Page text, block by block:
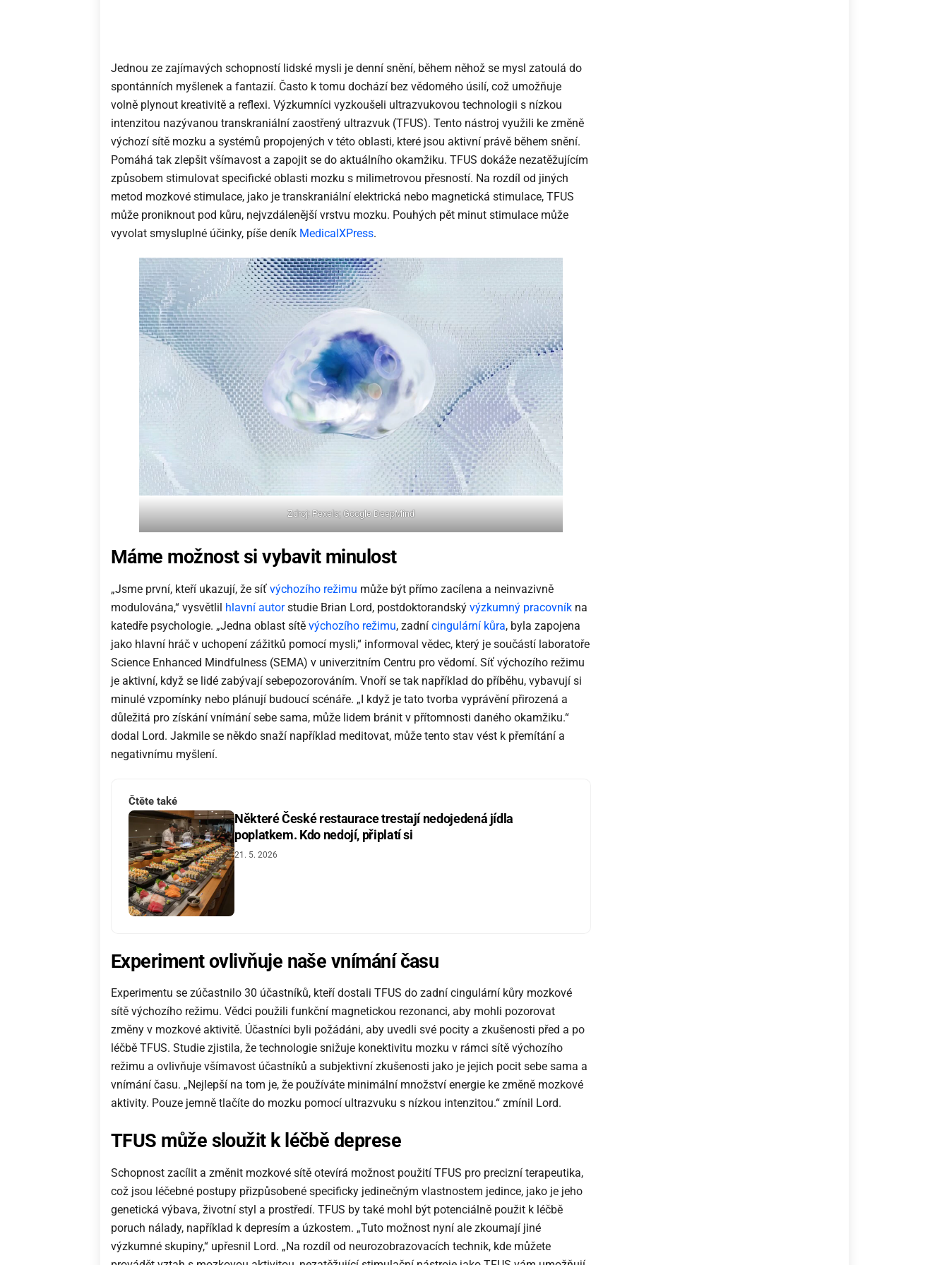
Jednou ze zajímavých schopností lidské mysli je denní snění, během něhož se mysl zatoulá do
spontánních myšlenek a fantazií. Často k tomu dochází bez vědomého úsilí, což umožňuje
volně plynout kreativitě a reflexi. Výzkumníci vyzkoušeli ultrazvukovou technologii s nízkou
intenzitou nazývanou transkraniální zaostřený ultrazvuk (TFUS). Tento nástroj využili ke změně
výchozí sítě mozku a systémů propojených v této oblasti, které jsou aktivní právě během snění.
Pomáhá tak zlepšit všímavost a zapojit se do aktuálního okamžiku. TFUS dokáže nezatěžujícím
způsobem stimulovat specifické oblasti mozku s milimetrovou přesností. Na rozdíl od jiných
metod mozkové stimulace, jako je transkraniální elektrická nebo magnetická stimulace, TFUS
může proniknout pod kůru, nejvzdálenější vrstvu mozku. Pouhých pět minut stimulace může
vyvolat smysluplné účinky, píše deník MedicalXPress.
Zdroj: Pexels; Google DeepMind
Máme možnost si vybavit minulost
„Jsme první, kteří ukazují, že síť výchozího režimu může být přímo zacílena a neinvazivně
modulována,“ vysvětlil hlavní autorstudie Brian Lord, postdoktorandský výzkumný pracovník na
katedře psychologie. „Jedna oblast sítě výchozího režimu, zadní cingulární kůra, byla zapojena
jako hlavní hráč v uchopení zážitků pomocí mysli,“ informoval vědec, který je součástí laboratoře
Science Enhanced Mindfulness (SEMA) v univerzitním Centru pro vědomí. Síť výchozího režimu
je aktivní, když se lidé zabývají sebepozorováním. Vnoří se tak například do příběhu, vybavují si
minulé vzpomínky nebo plánují budoucí scénáře. „I když je tato tvorba vyprávění přirozená a
důležitá pro získání vnímání sebe sama, může lidem bránit v přítomnosti daného okamžiku.“
dodal Lord. Jakmile se někdo snaží například meditovat, může tento stav vést k přemítání a
negativnímu myšlení.
Čtěte také
Některé České restaurace trestají nedojedená jídla
poplatkem. Kdo nedojí, připlatí si
21. 5. 2026
Experiment ovlivňuje naše vnímání času
Experimentu se zúčastnilo 30 účastníků, kteří dostali TFUS do zadní cingulární kůry mozkové
sítě výchozího režimu. Vědci použili funkční magnetickou rezonanci, aby mohli pozorovat
změny v mozkové aktivitě. Účastníci byli požádáni, aby uvedli své pocity a zkušenosti před a po
léčbě TFUS. Studie zjistila, že technologie snižuje konektivitu mozku v rámci sítě výchozího
režimu a ovlivňuje všímavost účastníků a subjektivní zkušenosti jako je jejich pocit sebe sama a
vnímání času. „Nejlepší na tom je, že používáte minimální množství energie ke změně mozkové
aktivity. Pouze jemně tlačíte do mozku pomocí ultrazvuku s nízkou intenzitou.“ zmínil Lord.
TFUS může sloužit k léčbě deprese
Schopnost zacílit a změnit mozkové sítě otevírá možnost použití TFUS pro precizní terapeutika,
což jsou léčebné postupy přizpůsobené specificky jedinečným vlastnostem jedince, jako je jeho
genetická výbava, životní styl a prostředí. TFUS by také mohl být potenciálně použit k léčbě
poruch nálady, například k depresím a úzkostem. „Tuto možnost nyní ale zkoumají jiné
výzkumné skupiny,“ upřesnil Lord. „Na rozdíl od neurozobrazovacích technik, kde můžete